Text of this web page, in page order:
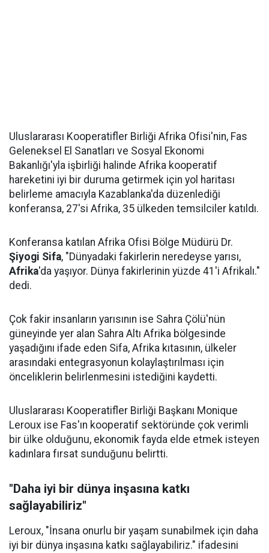
Uluslararası Kooperatifler Birliği Afrika Ofisi'nin, Fas
Geleneksel El Sanatları ve Sosyal Ekonomi
Bakanlığı'yla işbirliği halinde Afrika kooperatif
hareketini iyi bir duruma getirmek için yol haritası
belirleme amacıyla Kazablanka'da düzenlediği
konferansa, 27'si Afrika, 35 ülkeden temsilciler katıldı.
Konferansa katılan Afrika Ofisi Bölge Müdürü Dr.
Şiyogi Sifa, "Dünyadaki fakirlerin neredeyse yarısı,
Afrika'da yaşıyor. Dünya fakirlerinin yüzde 41'i Afrikalı."
dedi.
Çok fakir insanların yarısının ise Sahra Çölü'nün
güneyinde yer alan Sahra Altı Afrika bölgesinde
yaşadığını ifade eden Sifa, Afrika kıtasının, ülkeler
arasındaki entegrasyonun kolaylaştırılması için
önceliklerin belirlenmesini istediğini kaydetti.
Uluslararası Kooperatifler Birliği Başkanı Monique
Leroux ise Fas'ın kooperatif sektöründe çok verimli
bir ülke olduğunu, ekonomik fayda elde etmek isteyen
kadınlara fırsat sunduğunu belirtti.
"Daha iyi bir dünya inşasına katkı
sağlayabiliriz"
Leroux, "İnsana onurlu bir yaşam sunabilmek için daha
iyi bir dünya inşasına katkı sağlayabiliriz." ifadesini